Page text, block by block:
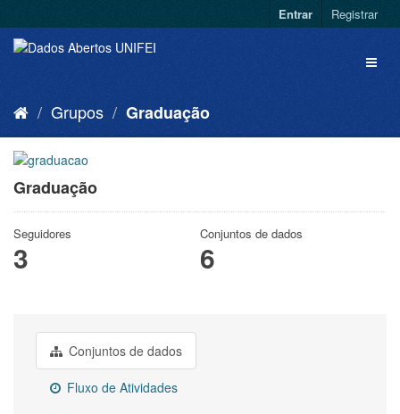
Entrar Registrar
Grupos Graduação
Graduação
Seguidores
3
Conjuntos de dados
6
Conjuntos de dados
Fluxo de Atividades